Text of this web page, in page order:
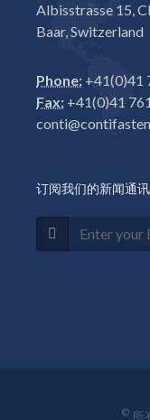
Albisstrasse 15,
Baar, Switzerland
Phone: +41(0)41
Fax: +41(0)41
订阅我们的新闻通
© 所